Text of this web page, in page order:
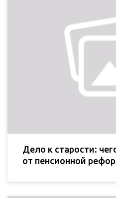
Дело к старости:
от пенсионной